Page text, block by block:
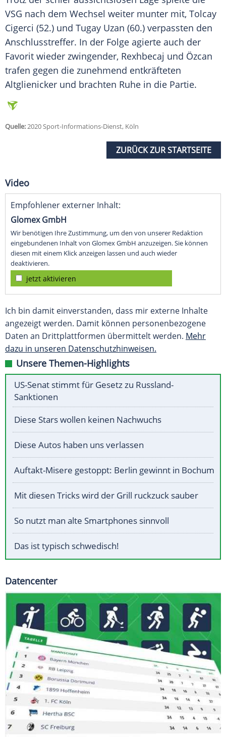
VSG nach dem Wechsel weiter munter mit, Tolcay
Cigerci (52.) und Tugay Uzan (60.) verpassten den
Anschlusstreffer. In der Folge agierte auch der
Favorit wieder zwingender, Rexhbecaj und Özcan
trafen gegen die zunehmend entkräfteten
Altglienicker und brachten Ruhe in die Partie.
Quelle:2020 Sport-Informations-Dienst, Köln
ZURÜCK ZUR STARTSEITE
Video
Empfohlener externer Inhalt:
Glomex GmbH
Wir benötigen Ihre Zustimmung, um den von unserer Redaktion
eingebundenen Inhalt von Glomex GmbH anzuzeigen. Sie können
diesen mit einem Klick anzeigen lassen und auch wieder
deaktivieren.
jetzt aktivieren
Ich bin damit einverstanden, dass mir externe Inhalte
angezeigt werden. Damit können personenbezogene
Daten an Drittplattformen übermittelt werden. Mehr
dazu in unseren Datenschutzhinweisen.
Unsere Themen-Highlights
US-Senat stimmt für Gesetz zu Russland-
Sanktionen
Diese Stars wollen keinen Nachwuchs
Diese Autos haben uns verlassen
Auftakt-Misere gestoppt: Berlin gewinnt in Bochum
Mit diesen Tricks wird der Grill ruckzuck sauber
So nutzt man alte Smartphones sinnvoll
Das ist typisch schwedisch!
Datencenter